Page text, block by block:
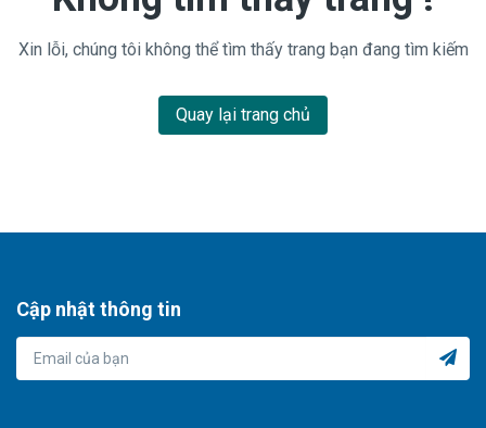
Xin lỗi, chúng tôi không thể tìm thấy trang bạn đang tìm kiếm
Quay lại trang chủ
Cập nhật thông tin